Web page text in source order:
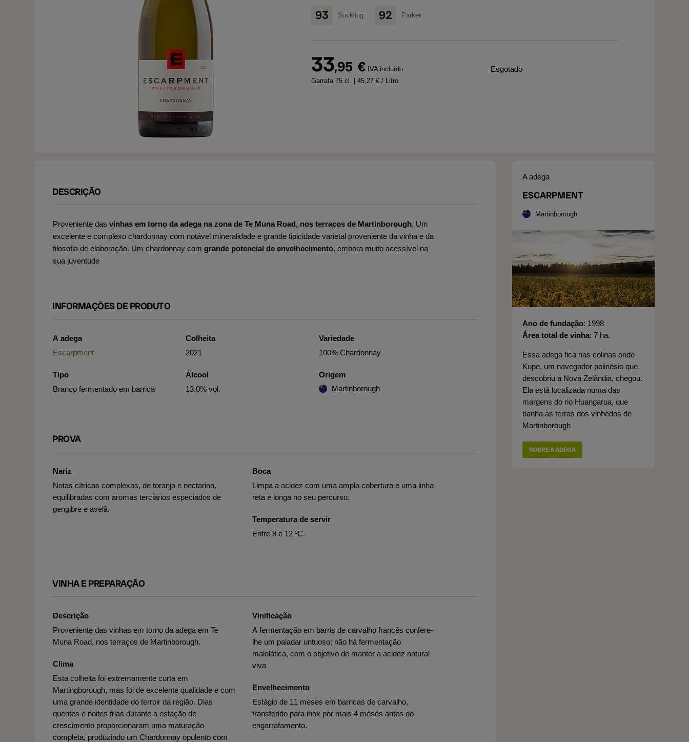
93 Suckling 92 Parker
33,95 € IVA incluído
Garrafa 75 cl. | 45,27 € / Litro
Esgotado
DESCRIÇÃO
Proveniente das vinhas em torno da adega na zona de Te Muna Road, nos terraços de Martinborough. Um
excelente e complexo chardonnay com notável mineralidade e grande tipicidade varietal proveniente da vinha e da
filosofia de elaboração. Um chardonnay com grande potencial de envelhecimento, embora muito acessível na
sua juventude
INFORMAÇÕES DE PRODUTO
A adega
Escarpment
Tipo
Branco fermentado em barrica
Colheita
2021
Álcool
13.0% vol.
Variedade
100% Chardonnay
Origem
Martinborough
PROVA
Nariz
Notas cítricas complexas, de toranja e nectarina,
equilibradas com aromas terciários especiados de
gengibre e avelã.
Boca
Limpa a acidez com uma ampla cobertura e uma linha
reta e longa no seu percurso.
Temperatura de servir
Entre 9 e 12 ºC.
VINHA E PREPARAÇÃO
Descrição
Proveniente das vinhas em torno da adega em Te
Muna Road, nos terraços de Martinborough.
Clima
Esta colheita foi extremamente curta em
Martingborough, mas foi de excelente qualidade e com
uma grande identidade do terroir da região. Dias
quentes e noites frias durante a estação de
crescimento proporcionaram uma maturação
completa, produzindo um Chardonnay opulento com
Vinificação
A fermentação em barris de carvalho francês confere-
lhe um paladar untuoso; não há fermentação
malolática, com o objetivo de manter a acidez natural
viva
Envelhecimento
Estágio de 11 meses em barricas de carvalho,
transferido para inox por mais 4 meses antes do
engarrafamento.
A adega
ESCARPMENT
Martinborough
Ano de fundação 1998
Área total de vinha 7 ha.
Essa adega fica nas colinas onde
Kupe, um navegador polinésio que
descobriu a Nova Zelândia, chegou.
Ela está localizada numa das
margens do rio Huangarua, que
banha as terras dos vinhedos de
Martinborough
SOBRE A ADEGA